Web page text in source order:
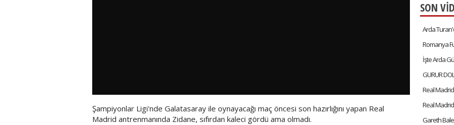
Şampiyonlar Ligi'nde Galatasaray ile oynayacağı maç öncesi son hazırlığını yapan Real
Madrid antrenmanında Zidane, sıfırdan kaleci gördü ama olmadı.
SON
İşte Arda
Real Madrid
Real Madrid
Gareth